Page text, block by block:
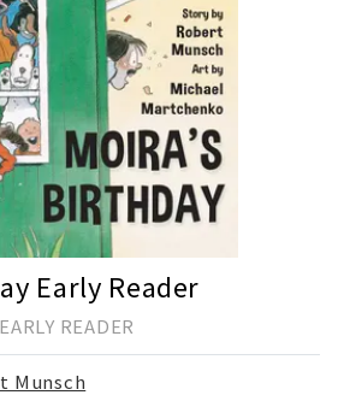
Early Reader
READER
Munsch